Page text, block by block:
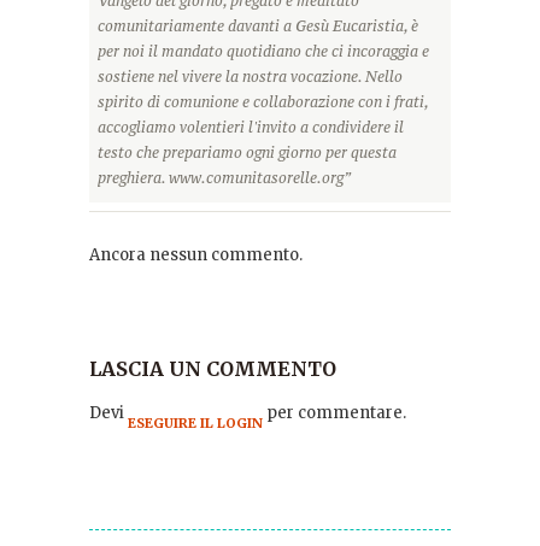
comunitariamente davanti a Gesù Eucaristia, è
per noi il mandato quotidiano che ci incoraggia e
sostiene nel vivere la nostra vocazione. Nello
spirito di comunione e collaborazione con i frati,
accogliamo volentieri l'invito a condividere il
testo che prepariamo ogni giorno per questa
preghiera. www.comunitasorelle.org”
Ancora nessun commento.
LASCIA UN COMMENTO
Devi ESEGUIRE IL LOGIN per commentare.